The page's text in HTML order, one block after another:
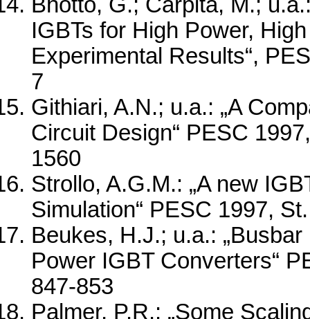
IGBTs for High Power,
Experimental Results“,
7
Githiari, A.N.; u.a.: „A
Circuit Design“ PESC
1560
Strollo, A.G.M.: „A new
Simulation“ PESC 1997,
Beukes, H.J.; u.a.:
Power IGBT Converters“
847-853
Palmer, P.R.: „Some